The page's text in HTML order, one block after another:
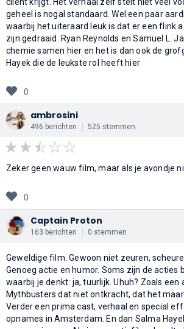
geheel is nogal standaard. Wel een paar
waarbij het uiteraard leuk is dat er een flink
zijn gedraaid. Ryan Reynolds en Samuel L.
chemie samen hier en het is dan ook de
Hayek die de leukste rol heeft hier
0
ambrosini
496 berichten 525 stemmen
Zeker geen wauw film, maar als je avondje
0
Captain Proton
163 berichten 0 stemmen
Geweldige film. Gewoon niet zeuren,
Genoeg actie en humor. Soms zijn de acties
waarbij je denkt: ja, tuurlijk. Uhuh? Zoals een
Mythbusters dat niet ontkracht, dat het
Verder een prima cast, verhaal en special
opnames in Amsterdam. En dan Salma